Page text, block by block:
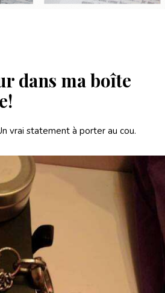
dans ma boîte
vrai statement à porter au cou.